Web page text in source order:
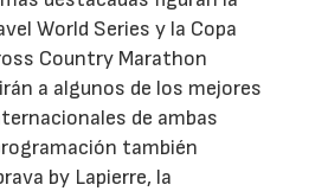
World Series y la Copa
Country Marathon
a algunos de los mejores
de ambas
también
by Lapierre, la